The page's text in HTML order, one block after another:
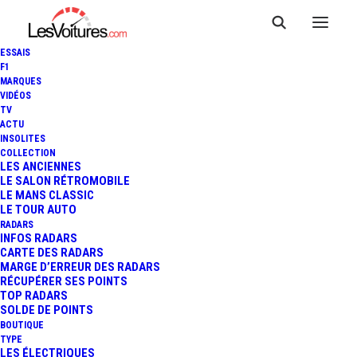
ESSAIS
F1
MARQUES
VIDÉOS
TV
ACTU
INSOLITES
COLLECTION
LES ANCIENNES
LE SALON RÉTROMOBILE
LE MANS CLASSIC
LE TOUR AUTO
RADARS
INFOS RADARS
CARTE DES RADARS
MARGE D’ERREUR DES RADARS
RÉCUPÉRER SES POINTS
TOP RADARS
SOLDE DE POINTS
BOUTIQUE
TYPE
LES ÉLECTRIQUES